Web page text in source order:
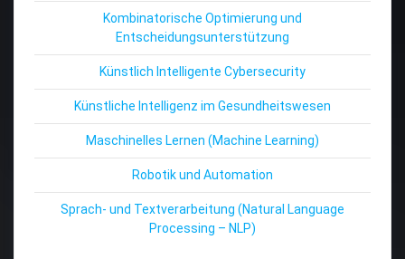
Kombinatorische Optimierung und
Entscheidungsunterstützung
Künstlich Intelligente Cybersecurity
Künstliche Intelligenz im Gesundheitswesen
Maschinelles Lernen (Machine Learning)
Robotik und Automation
Sprach- und Textverarbeitung (Natural Language
Processing – NLP)